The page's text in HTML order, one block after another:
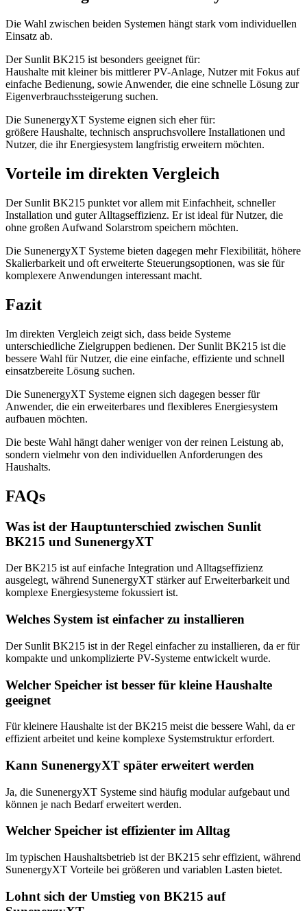
Die Wahl zwischen beiden Systemen hängt stark vom individuellen
Einsatz ab.
Der Sunlit BK215 ist besonders geeignet für:
Haushalte mit kleiner bis mittlerer PV-Anlage, Nutzer mit Fokus auf
einfache Bedienung, sowie Anwender, die eine schnelle Lösung zur
Eigenverbrauchssteigerung suchen.
Die SunenergyXT Systeme eignen sich eher für:
größere Haushalte, technisch anspruchsvollere Installationen und
Nutzer, die ihr Energiesystem langfristig erweitern möchten.
Vorteile im direkten Vergleich
Der Sunlit BK215 punktet vor allem mit Einfachheit, schneller
Installation und guter Alltagseffizienz. Er ist ideal für Nutzer, die
ohne großen Aufwand Solarstrom speichern möchten.
Die SunenergyXT Systeme bieten dagegen mehr Flexibilität, höhere
Skalierbarkeit und oft erweiterte Steuerungsoptionen, was sie für
komplexere Anwendungen interessant macht.
Fazit
Im direkten Vergleich zeigt sich, dass beide Systeme
unterschiedliche Zielgruppen bedienen. Der Sunlit BK215 ist die
bessere Wahl für Nutzer, die eine einfache, effiziente und schnell
einsatzbereite Lösung suchen.
Die SunenergyXT Systeme eignen sich dagegen besser für
Anwender, die ein erweiterbares und flexibleres Energiesystem
aufbauen möchten.
Die beste Wahl hängt daher weniger von der reinen Leistung ab,
sondern vielmehr von den individuellen Anforderungen des
Haushalts.
FAQs
Was ist der Hauptunterschied zwischen Sunlit
BK215 und SunenergyXT
Der BK215 ist auf einfache Integration und Alltagseffizienz
ausgelegt, während SunenergyXT stärker auf Erweiterbarkeit und
komplexe Energiesysteme fokussiert ist.
Welches System ist einfacher zu installieren
Der Sunlit BK215 ist in der Regel einfacher zu installieren, da er für
kompakte und unkomplizierte PV-Systeme entwickelt wurde.
Welcher Speicher ist besser für kleine Haushalte
geeignet
Für kleinere Haushalte ist der BK215 meist die bessere Wahl, da er
effizient arbeitet und keine komplexe Systemstruktur erfordert.
Kann SunenergyXT später erweitert werden
Ja, die SunenergyXT Systeme sind häufig modular aufgebaut und
können je nach Bedarf erweitert werden.
Welcher Speicher ist effizienter im Alltag
Im typischen Haushaltsbetrieb ist der BK215 sehr effizient, während
SunenergyXT Vorteile bei größeren und variablen Lasten bietet.
Lohnt sich der Umstieg von BK215 auf